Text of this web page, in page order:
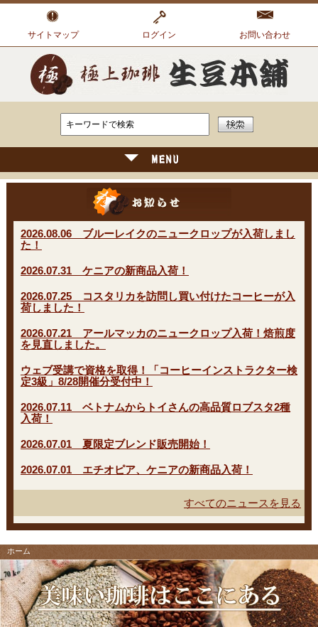
サイトマップ ログイン お問い合わせ
2026.08.06 ブルーレイクのニュークロップが入荷しまし
た！
2026.07.31 ケニアの新商品入荷！
2026.07.25 コスタリカを訪問し買い付けたコーヒーが入
荷しました！
2026.07.21 アールマッカのニュークロップ入荷！焙煎度
を見直しました。
ウェブ受講で資格を取得！「コーヒーインストラクター検
定3級」8/28開催分受付中！
2026.07.11 ベトナムからトイさんの高品質ロブスタ2種
入荷！
2026.07.01 夏限定ブレンド販売開始！
2026.07.01 エチオピア、ケニアの新商品入荷！
すべてのニュースを見る
ホーム